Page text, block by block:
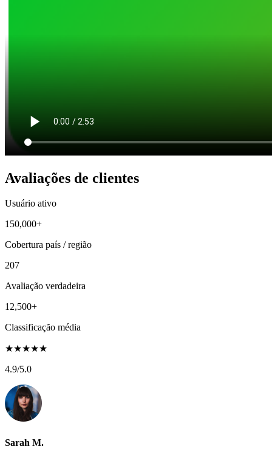
Avaliações de clientes
Usuário ativo
150,000+
Cobertura país / região
207
Avaliação verdadeira
12,500+
Classificação média
★★★★★
4.9/5.0
Sarah M.